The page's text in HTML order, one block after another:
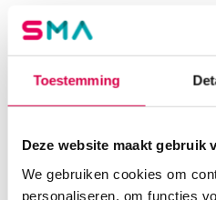
Toestemming
Deze website maakt gebruik
We gebruiken cookies om
personaliseren, om functies